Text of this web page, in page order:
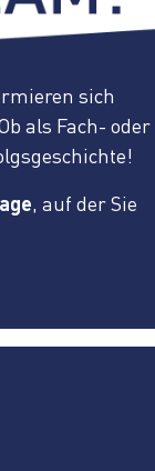
sich
als Fach- oder
, auf der Sie